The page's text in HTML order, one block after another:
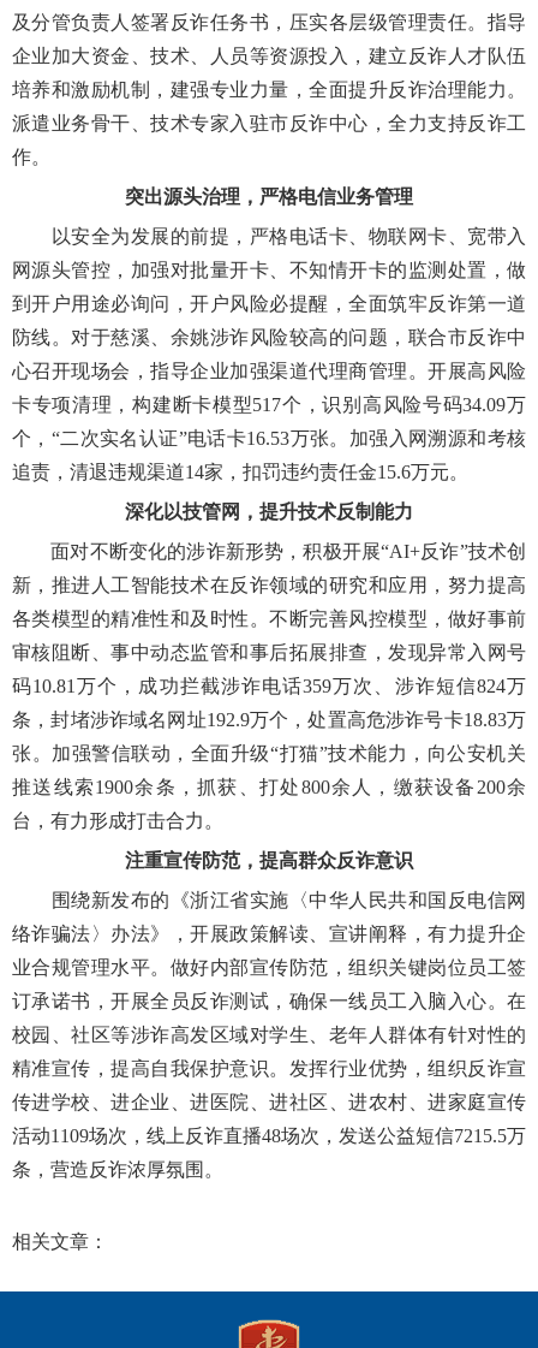
及分管负责人签署反诈任务书，压实各层级管理责任。指导
企业加大资金、技术、人员等资源投入，建立反诈人才队伍
培养和激励机制，建强专业力量，全面提升反诈治理能力。
派遣业务骨干、技术专家入驻市反诈中心，全力支持反诈工
作。
突出源头治理，严格电信业务管理
以安全为发展的前提，严格电话卡、物联网卡、宽带入
网源头管控，加强对批量开卡、不知情开卡的监测处置，做
到开户用途必询问，开户风险必提醒，全面筑牢反诈第一道
防线。对于慈溪、余姚涉诈风险较高的问题，联合市反诈中
心召开现场会，指导企业加强渠道代理商管理。开展高风险
卡专项清理，构建断卡模型517个，识别高风险号码34.09万
个，“二次实名认证”电话卡16.53万张。加强入网溯源和考核
追责，清退违规渠道14家，扣罚违约责任金15.6万元。
深化以技管网，提升技术反制能力
面对不断变化的涉诈新形势，积极开展“AI+反诈”技术创
新，推进人工智能技术在反诈领域的研究和应用，努力提高
各类模型的精准性和及时性。不断完善风控模型，做好事前
审核阻断、事中动态监管和事后拓展排查，发现异常入网号
码10.81万个，成功拦截涉诈电话359万次、涉诈短信824万
条，封堵涉诈域名网址192.9万个，处置高危涉诈号卡18.83万
张。加强警信联动，全面升级“打猫”技术能力，向公安机关
推送线索1900余条，抓获、打处800余人，缴获设备200余
台，有力形成打击合力。
注重宣传防范，提高群众反诈意识
围绕新发布的《浙江省实施〈中华人民共和国反电信网
络诈骗法〉办法》，开展政策解读、宣讲阐释，有力提升企
业合规管理水平。做好内部宣传防范，组织关键岗位员工签
订承诺书，开展全员反诈测试，确保一线员工入脑入心。在
校园、社区等涉诈高发区域对学生、老年人群体有针对性的
精准宣传，提高自我保护意识。发挥行业优势，组织反诈宣
传进学校、进企业、进医院、进社区、进农村、进家庭宣传
活动1109场次，线上反诈直播48场次，发送公益短信7215.5万
条，营造反诈浓厚氛围。
相关文章：